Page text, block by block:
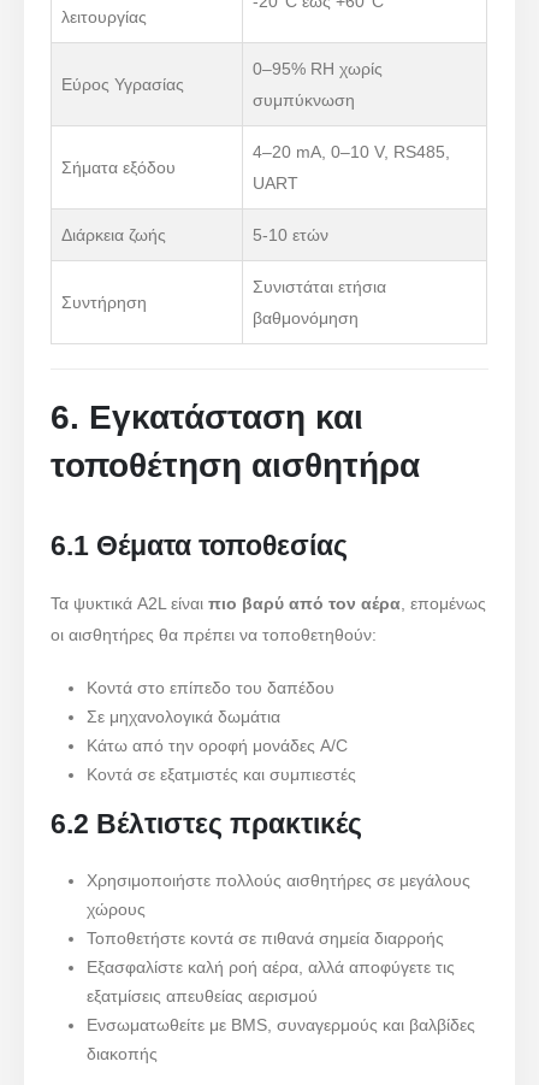
λειτουργίας
Εύρος Υγρασίας
0–95% RH χωρίς
συμπύκνωση
Σήματα εξόδου
4–20 mA, 0–10 V, RS485,
UART
Διάρκεια ζωής 5-10 ετών
Συντήρηση
Συνιστάται ετήσια
βαθμονόμηση
6. Εγκατάσταση και
τοποθέτηση αισθητήρα
6.1 Θέματα τοποθεσίας
Τα ψυκτικά A2L είναιπιο βαρύ από τον αέρα, επομένως
οι αισθητήρες θα πρέπει να τοποθετηθούν:
Κοντά στο επίπεδο του δαπέδου
Σε μηχανολογικά δωμάτια
Κάτω από την οροφή μονάδες A/C
Κοντά σε εξατμιστές και συμπιεστές
6.2 Βέλτιστες πρακτικές
Χρησιμοποιήστε πολλούς αισθητήρες σε μεγάλους
χώρους
Τοποθετήστε κοντά σε πιθανά σημεία διαρροής
Εξασφαλίστε καλή ροή αέρα, αλλά αποφύγετε τις
εξατμίσεις απευθείας αερισμού
Ενσωματωθείτε με BMS, συναγερμούς και βαλβίδες
διακοπής